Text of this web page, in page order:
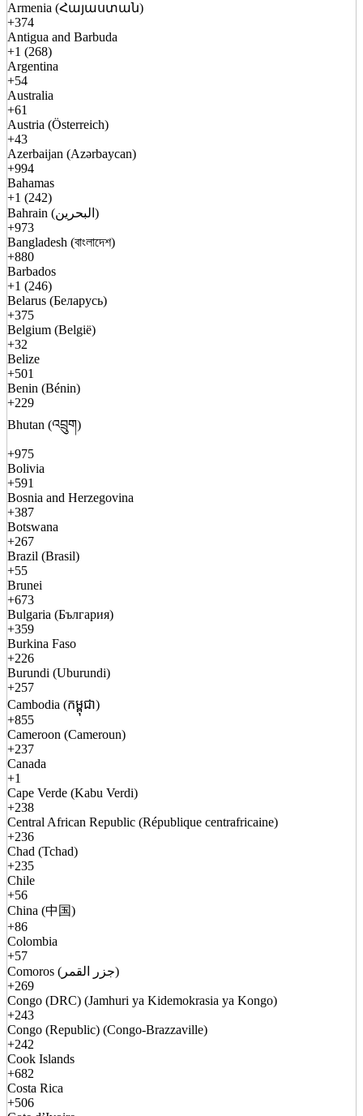
Armenia (Հայաստան)
+374
Antigua and Barbuda
+1 (268)
Argentina
+54
Australia
+61
Austria (Österreich)
+43
Azerbaijan (Azərbaycan)
+994
Bahamas
+1 (242)
Bahrain (البحرين)
+973
Bangladesh (বাংলাদেশ)
+880
Barbados
+1 (246)
Belarus (Беларусь)
+375
Belgium (België)
+32
Belize
+501
Benin (Bénin)
+229
Bhutan (འབྲུག)
+975
Bolivia
+591
Bosnia and Herzegovina
+387
Botswana
+267
Brazil (Brasil)
+55
Brunei
+673
Bulgaria (България)
+359
Burkina Faso
+226
Burundi (Uburundi)
+257
Cambodia (កម្ពុជា)
+855
Cameroon (Cameroun)
+237
Canada
+1
Cape Verde (Kabu Verdi)
+238
Central African Republic (République centrafricaine)
+236
Chad (Tchad)
+235
Chile
+56
China (中国)
+86
Colombia
+57
Comoros (جزر القمر)
+269
Congo (DRC) (Jamhuri ya Kidemokrasia ya Kongo)
+243
Congo (Republic) (Congo-Brazzaville)
+242
Cook Islands
+682
Costa Rica
+506